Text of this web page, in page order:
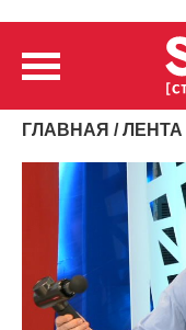
ГЛАВНАЯ /ЛЕНТА